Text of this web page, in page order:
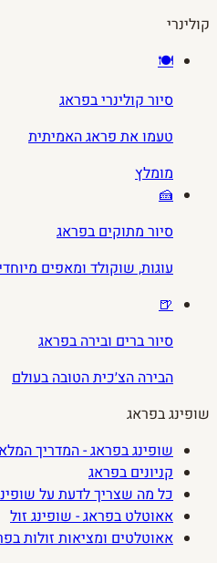
קולינרי
🍽️
סיור קולינרי בפראג
טעמו את פראג האמיתית
מומלץ
🍰
סיור מתוקים בפראג
עוגות, שוקולד ומאפים
🍺
סיור ברים ובירה בפראג
הבירה הצ׳כית הטובה בעולם
שופינג בפראג
שופינג בפראג - המדריך
קניונים בפראג
כל מה שצריך לדעת על
אאוטלט בפראג - שופינג זול
אאוטלטים ומציאות זולות